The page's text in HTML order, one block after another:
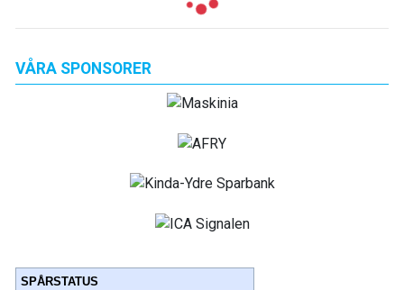
VÅRA SPONSORER
SPÅRSTATUS